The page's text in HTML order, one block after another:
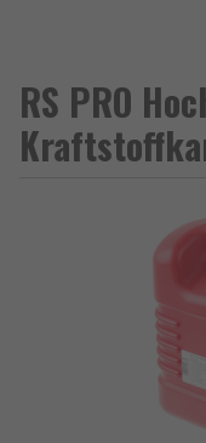
RS PRO